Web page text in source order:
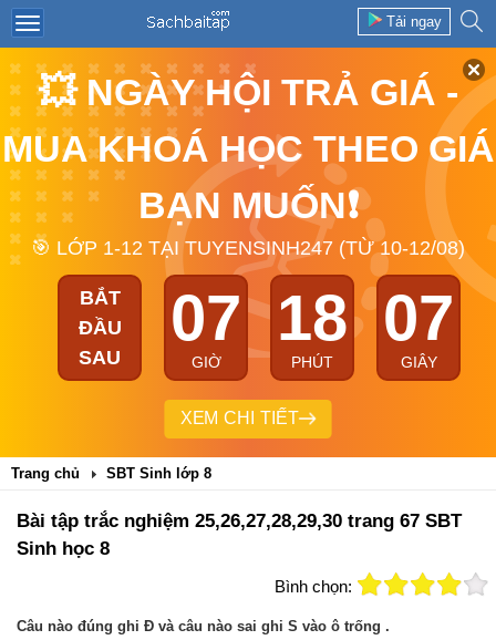
Tải ngay
💥 NGÀY HỘI TRẢ GIÁ -
MUA KHOÁ HỌC THEO GIÁ
BẠN MUỐN❗
🎯 LỚP 1-12 TẠI TUYENSINH247 (TỪ 10-12/08)
BẮT
ĐẦU
SAU
07
GIỜ
18
PHÚT
06
GIÂY
XEM CHI TIẾT
Trang chủ SBT Sinh lớp 8
Bài tập trắc nghiệm 25,26,27,28,29,30 trang 67 SBT
Sinh học 8
Bình chọn:
Câu nào đúng ghi Đ và câu nào sai ghi S vào ô trống .